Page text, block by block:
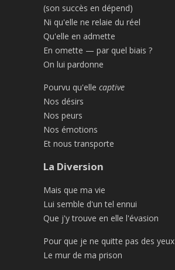
(son succès en dépend)
Ni qu'elle ne relaie du réel
Qu'elle en admette
En omette — par quel biais ?
On lui pardonne
Pourvu qu'elle captive
Nos désirs
Nos peurs
Nos émotions
Et nous transporte
La Diversion
Mais que ma vie
Lui semble d'un tel ennui
Que j'y trouve en elle l'évasion
Pour que je ne quitte pas des yeux
Le mur de ma prison